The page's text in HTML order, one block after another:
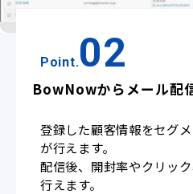
Point.02
BowNowからメール配
登録した顧客情報をセグ
が行えます。
配信後、開封率やクリッ
行えます。